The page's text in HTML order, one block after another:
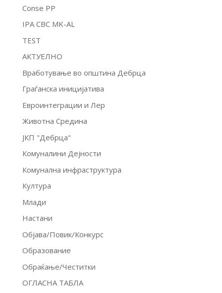
Conse PP
IPA CBC MK-AL
TEST
АКТУЕЛНО
Вработување во општина Дебрца
Граѓанска иницијатива
Евроинтеграции и Лер
Животна Средина
ЈКП "Дебрца"
Комуналини Дејности
Комунална инфраструктура
Култура
Млади
Настани
Објава/Повик/Конкурс
Образование
Обраќање/Честитки
ОГЛАСНА ТАБЛА